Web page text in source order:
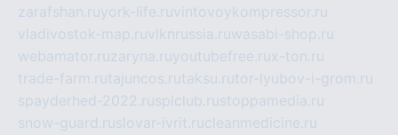
zarafshan.ruyork-life.ruvintovoykompressor.ru
vladivostok-map.ruvlknrussia.ruwasabi-shop.ru
webamator.ruzaryna.ruyoutubefree.rux-ton.ru
trade-farm.rutajuncos.rutaksu.rutor-lyubov-i-grom.ru
spayderhed-2022.rusplclub.rustoppamedia.ru
snow-guard.ruslovar-ivrit.rucleanmedicine.ru